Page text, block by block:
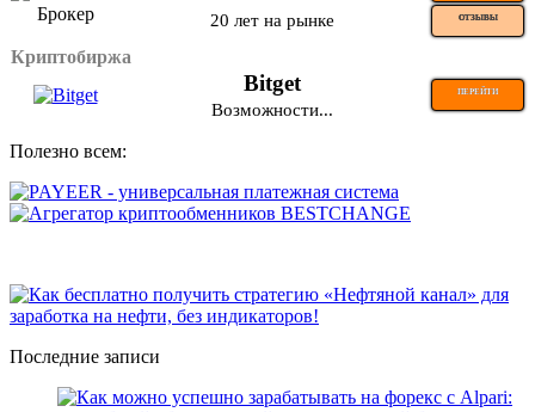
20 лет на рынке ОТЗЫВЫ
Криптобиржа
Bitget ПЕРЕЙТИ
Возможности...
Полезно всем:
Последние записи